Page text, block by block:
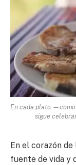
En cada plato
sigue
En el corazón de
fuente de vida y